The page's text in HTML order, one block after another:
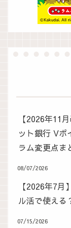
【2026年11
ット銀行 Vポ
ラム変更点ま
08/07/2026
【2026年7
ル活で使える
07/15/2026